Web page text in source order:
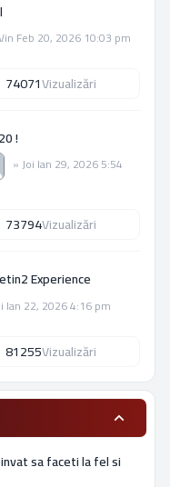
Feb 20, 2026 10:03 pm
74071Vizualizări
!
» Joi Ian 29, 2026 5:54
73794Vizualizări
Experience
Ian 22, 2026 4:16 pm
81255Vizualizări
sa faceti la fel si